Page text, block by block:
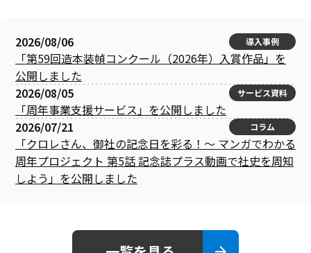
2026/08/06 導入事例
「第59回造本装幀コンクール（2026年）入賞作品」を
公開しました
2026/08/05
サービス資料
「周年事業支援サービス」を公開しました
2026/07/21
コラム
「クロレさん、御社の記念日を彩る！～ マンガでわかる
周年プロジェクト 第5話 記念誌プラス動画で社史を周知
しよう」を公開しました